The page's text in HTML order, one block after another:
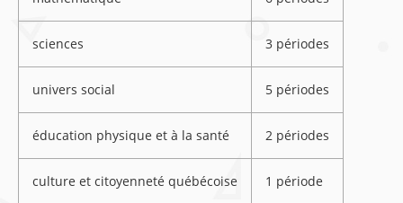
sciences 3 périodes
univers social 5 périodes
éducation physique et à la santé 2 périodes
culture et citoyenneté québécoise 1 période